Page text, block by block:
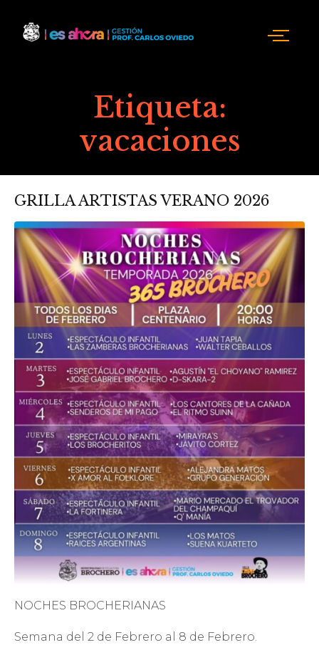
Etiqueta:
vacaciones
GRILLA ARTISTAS VERANO 2026
NOCHES BROCHERIANAS
Semana del 2 de Febrero al 8 de Febrero.